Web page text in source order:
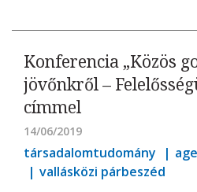
Konferencia „Közös
jövőnkről –
címmel
14/06/2019
társadalomtudomány
vallásközi párbeszéd